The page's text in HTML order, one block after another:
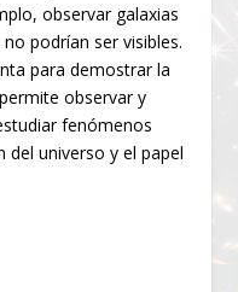
observar galaxias
podrían ser visibles.
para demostrar la
observar y
fenómenos
universo y el papel